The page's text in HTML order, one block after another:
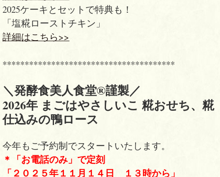
2025ケーキとセットで特典も！
「塩糀ローストチキン」
詳細はこちら>>
***************************************
＼発酵食美人食堂®︎謹製／
2026年 まごはやさしいこ 糀おせち、糀
仕込みの鴨ロース
今年もご予約制でスタートいたします。
＊「お電話のみ」で定刻
「２０２５年１１月１４日 １３時から」